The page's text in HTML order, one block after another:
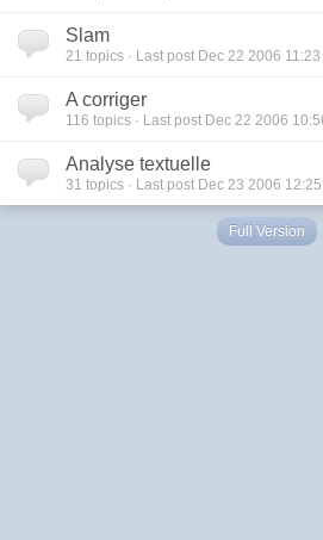
Slam
21 topics · Last post Dec 22 2006 11:23
A corriger
116 topics · Last post Dec 22 2006
Analyse textuelle
31 topics · Last post Dec 23 2006 12:25
Full Version